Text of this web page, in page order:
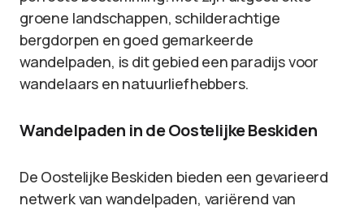
groene landschappen, schilderachtige
bergdorpen en goed gemarkeerde
wandelpaden, is dit gebied een paradijs voor
wandelaars en natuurliefhebbers.
Wandelpaden in de Oostelijke Beskiden
De Oostelijke Beskiden bieden een gevarieerd
netwerk van wandelpaden, variërend van